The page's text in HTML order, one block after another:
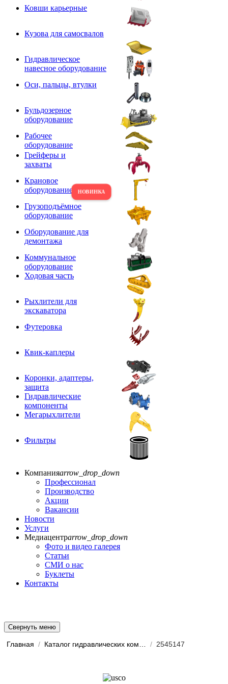
Ковши карьерные
Кузова для самосвалов
Гидравлическое
навесное оборудование
Оси, пальцы, втулки
Бульдозерное
оборудование
Рабочее
оборудование
Грейферы и
захваты
Крановое
оборудование
Грузоподъёмное
оборудование
Оборудование для
демонтажа
Коммунальное
оборудование
Ходовая часть
Рыхлители для
экскаватора
Футеровка
Квик-каплеры
Коронки, адаптеры,
защита
Гидравлические
компоненты
Мегарыхлители
Фильтры
Компанияarrow_drop_down
Профессионал
Производство
Акции
Вакансии
Новости
Услуги
Медиацентрarrow_drop_down
Фото и видео галерея
Статьи
СМИ о нас
Буклеты
Контакты
Свернуть меню
Главная / / 2545147